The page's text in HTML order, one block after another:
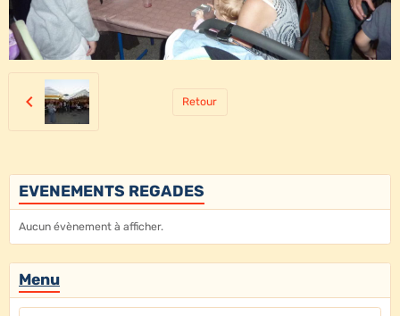
Retour
EVENEMENTS REGADES
Aucun évènement à afficher.
Menu